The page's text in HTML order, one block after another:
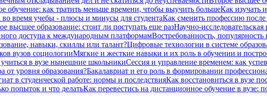
обучение: как тратить меньше времени, чтобы выучить большеКак изучать
во время учебы - плюсы и минусы для студентаКак сменить профессию
высшее образование: стоит ли поступать еще разНаучно-исследовательская
доступа к международным платформамВостребованность,
навыки, скиллы или талант?Цифровые технологии в системе
вузов социологииМягкие и жесткие навыки и их роль в обучении и
в вузе нынешние школьникиСессия и управление временем: как
от уровня образования?Бакалавриат и его роль в формировании
в студенческой работе: нормы и последствияКак восстановиться в вузе
попыток и что делатьКак перевестись на дистанционное обучение в вузе: